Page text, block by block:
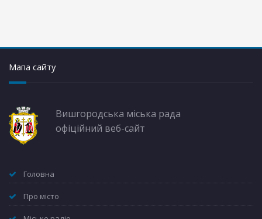
Мапа сайту
Вишгородська міська рада
офіційний веб-сайт
Головна
Про місто